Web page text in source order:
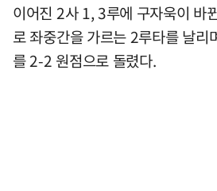
이어진 2사 1, 3루에 구자욱이 바
로 좌중간을 가르는 2루타를 날리
를 2-2 원점으로 돌렸다.